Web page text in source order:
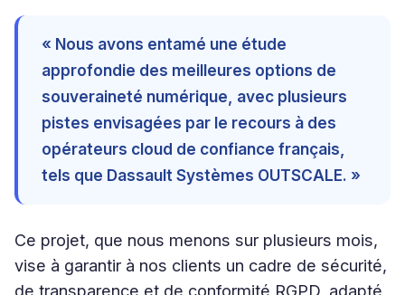
« Nous avons entamé une étude
approfondie des meilleures options de
souveraineté numérique, avec plusieurs
pistes envisagées par le recours à des
opérateurs cloud de confiance français,
tels que Dassault Systèmes OUTSCALE. »
Ce projet, que nous menons sur plusieurs mois,
vise à garantir à nos clients un cadre de sécurité,
de transparence et de conformité RGPD, adapté